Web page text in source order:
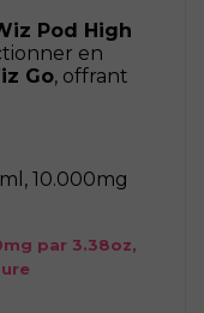
Pod High
en
Go, offrant
10.000mg
par 3.38oz,